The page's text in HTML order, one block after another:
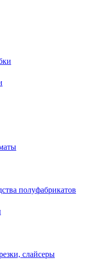
полуфабрикатов
слайсеры